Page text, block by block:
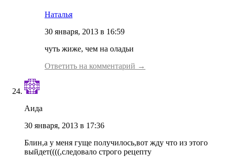
Наталья
30 января, 2013 в 16:59
чуть жиже, чем на оладьи
Ответить на комментарий →
Аида
30 января, 2013 в 17:36
Блин,а у меня гуще получилось,вот жду что из этого
выйдет((((,следовало строго рецепту